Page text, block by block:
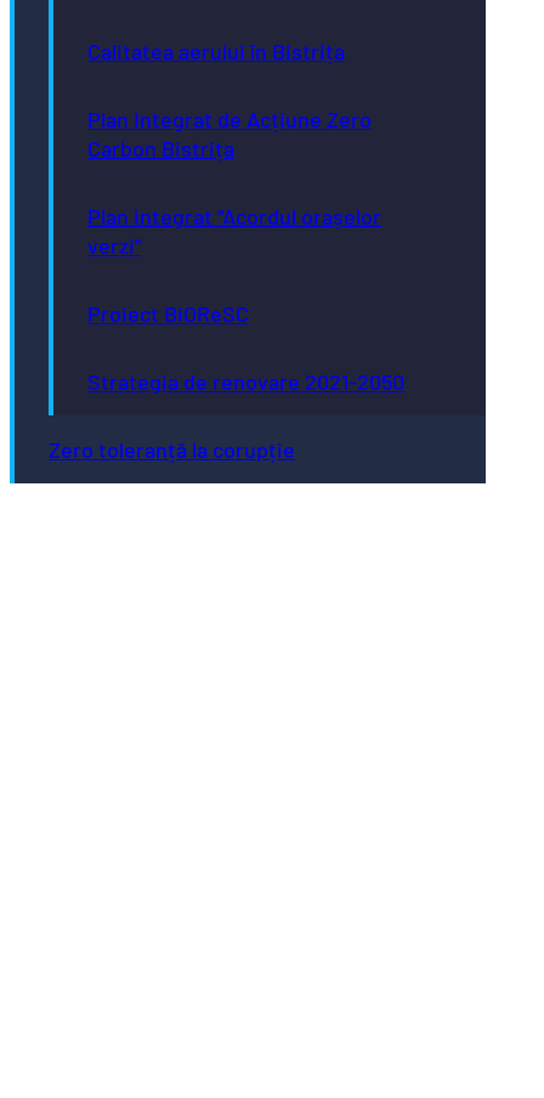
Calitatea aerului în Bistrița
Plan Integrat de Acțiune Zero
Carbon Bistrița
Plan integrat “Acordul orașelor
verzi”
Proiect BiOReSC
Strategia de renovare 2021-2050
Zero toleranță la corupție